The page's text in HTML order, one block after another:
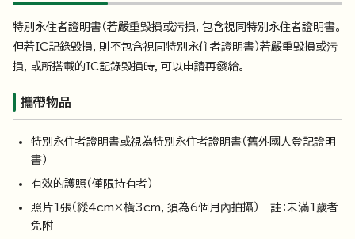
特別永住者證明書（若嚴重毀損或污損，包含視同特別永住者證明書。
但若IC記錄毀損，則不包含視同特別永住者證明書）若嚴重毀損或污
損，或所搭載的IC記錄毀損時，可以申請再發給。
攜帶物品
特別永住者證明書或視為特別永住者證明書（舊外國人登記證明
書）
有效的護照（僅限持有者）
照片1張（縱4cm×橫3cm，須為6個月內拍攝） 註：未滿1歲者
免附